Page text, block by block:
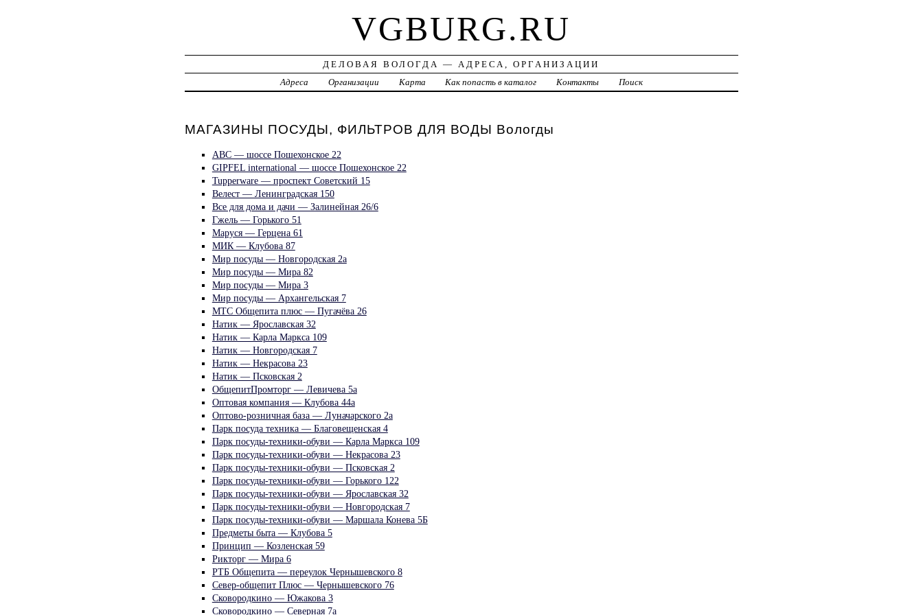
VGBURG.RU
ДЕЛОВАЯ ВОЛОГДА — АДРЕСА, ОРГАНИЗАЦИИ
Адреса
Организации Карта Как попасть в каталог Контакты Поиск
МАГАЗИНЫ ПОСУДЫ, ФИЛЬТРОВ ДЛЯ ВОДЫ Вологды
ABC — шоссе Пошехонское 22
GIPFEL international — шоссе Пошехонское 22
Tupperware — проспект Советский 15
Велест — Ленинградская 150
Все для дома и дачи — Залинейная 26/6
Гжель — Горького 51
Маруся — Герцена 61
МИК — Клубова 87
Мир посуды — Новгородская 2а
Мир посуды — Мира 82
Мир посуды — Мира 3
Мир посуды — Архангельская 7
МТС Общепита плюс — Пугачёва 26
Натик — Ярославская 32
Натик — Карла Маркса 109
Натик — Новгородская 7
Натик — Некрасова 23
Натик — Псковская 2
ОбщепитПромторг — Левичева 5а
Оптовая компания — Клубова 44а
Оптово-розничная база — Луначарского 2а
Парк посуда техника — Благовещенская 4
Парк посуды-техники-обуви — Карла Маркса 109
Парк посуды-техники-обуви — Некрасова 23
Парк посуды-техники-обуви — Псковская 2
Парк посуды-техники-обуви — Горького 122
Парк посуды-техники-обуви — Ярославская 32
Парк посуды-техники-обуви — Новгородская 7
Парк посуды-техники-обуви — Маршала Конева 5Б
Предметы быта — Клубова 5
Принцип — Козленская 59
Рикторг — Мира 6
РТБ Общепита — переулок Чернышевского 8
Север-общепит Плюс — Чернышевского 76
Сковородкино — Южакова 3
Сковородкино — Северная 7а